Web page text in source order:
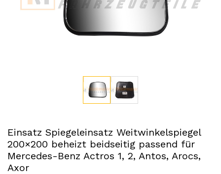
Einsatz Spiegeleinsatz Weitwinkelspiegel
200×200 beheizt beidseitig passend für
Mercedes-Benz Actros 1, 2, Antos, Arocs,
Axor